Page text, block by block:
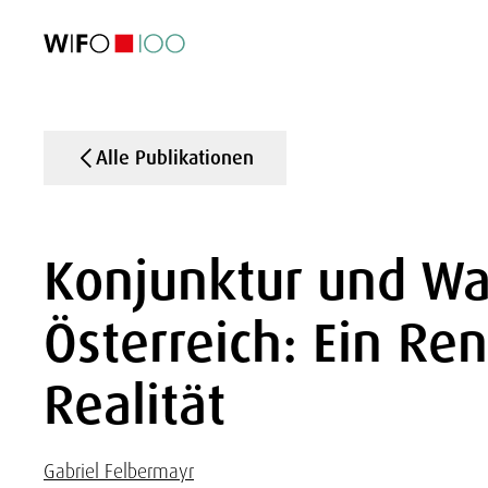
Alle Publikationen
Konjunktur und
Österreich: Ein
Realität
Gabriel Felbermayr